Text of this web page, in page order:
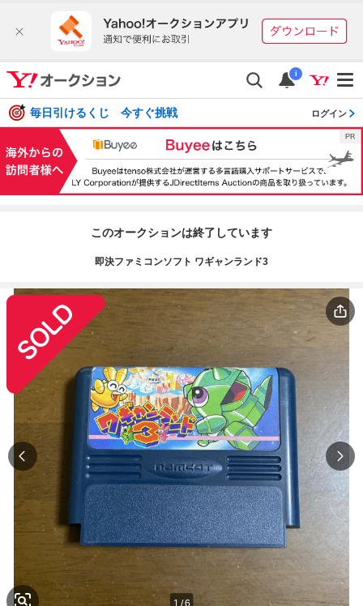
i
毎日引けるくじ 今すぐ挑戦 ログイン
このオークションは終了しています
即決ファミコンソフト ワギャンランド3
1 /6